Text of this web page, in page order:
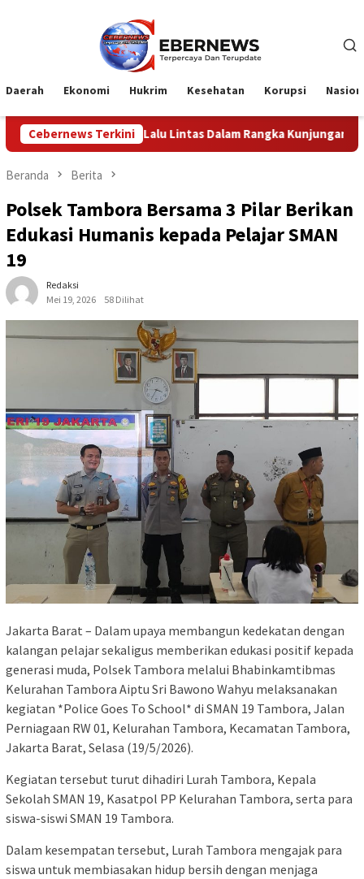
Daerah Ekonomi Hukrim Kesehatan Korupsi
Cebernews Terkini
Lintas Dalam Rangka Kunjungan Menteri Pertahanan RI
Beranda Berita
Polsek Tambora Bersama 3 Pilar Berikan
Edukasi Humanis kepada Pelajar SMAN
19
Redaksi
Mei 19, 2026
58 Dilihat
Jakarta Barat – Dalam upaya membangun kedekatan dengan
kalangan pelajar sekaligus memberikan edukasi positif kepada
generasi muda, Polsek Tambora melalui Bhabinkamtibmas
Kelurahan Tambora Aiptu Sri Bawono Wahyu melaksanakan
kegiatan *Police Goes To School* di SMAN 19 Tambora, Jalan
Perniagaan RW 01, Kelurahan Tambora, Kecamatan Tambora,
Jakarta Barat, Selasa (19/5/2026).
Kegiatan tersebut turut dihadiri Lurah Tambora, Kepala
Sekolah SMAN 19, Kasatpol PP Kelurahan Tambora, serta para
siswa-siswi SMAN 19 Tambora.
Dalam kesempatan tersebut, Lurah Tambora mengajak para
siswa untuk membiasakan hidup bersih dengan menjaga